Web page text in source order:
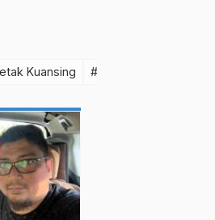
Kuansing #Detak Pelalawan